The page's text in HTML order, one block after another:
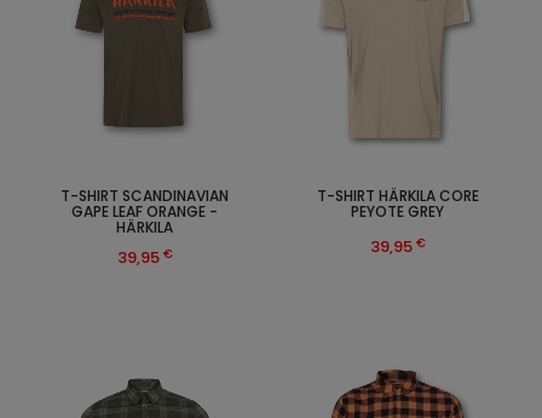
T-SHIRT SCANDINAVIAN
GAPE LEAF ORANGE -
HÄRKILA
39,95 €
T-SHIRT HÄRKILA CORE
PEYOTE GREY
39,95 €